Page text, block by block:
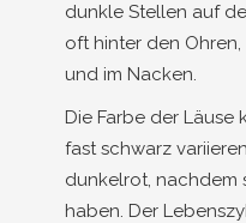
dunkle Stellen auf
oft hinter den
und im Nacken.
Die Farbe der Läuse
fast schwarz
dunkelrot, nachdem
haben. Der